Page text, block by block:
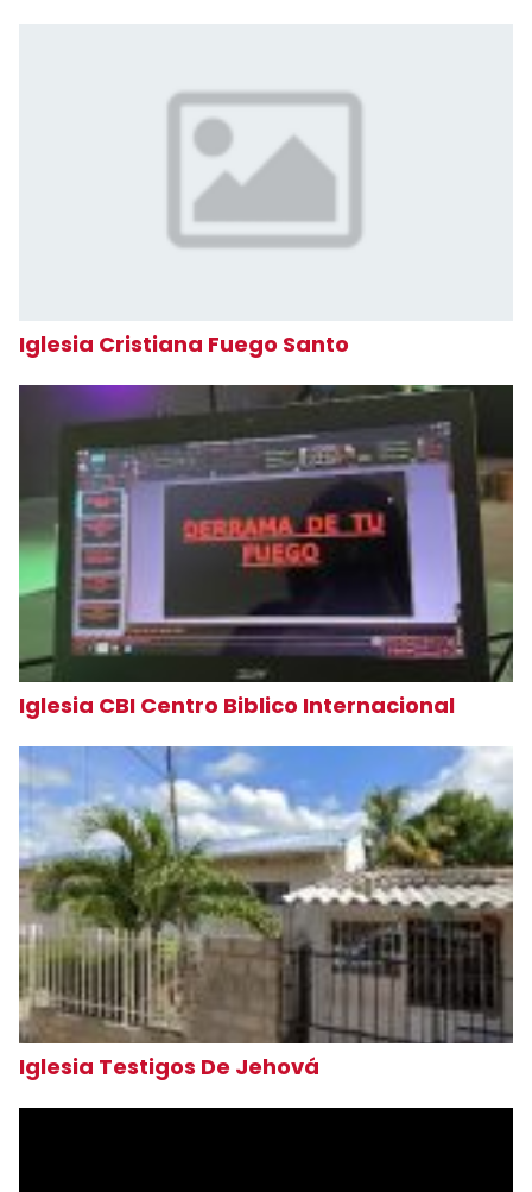
Iglesia Cristiana Fuego Santo
Iglesia CBI Centro Biblico Internacional
Iglesia Testigos De Jehová